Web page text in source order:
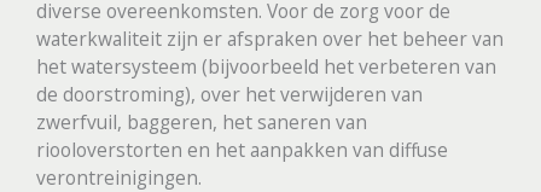
diverse overeenkomsten. Voor de zorg voor de
waterkwaliteit zijn er afspraken over het beheer van
het watersysteem (bijvoorbeeld het verbeteren van
de doorstroming), over het verwijderen van
zwerfvuil, baggeren, het saneren van
riooloverstorten en het aanpakken van diffuse
verontreinigingen.